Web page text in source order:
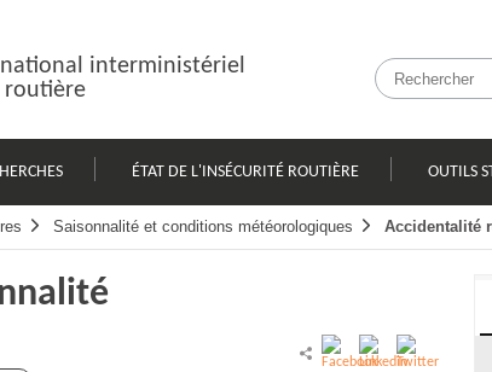
interministériel
routière
ÉTAT DE L'INSÉCURITÉ ROUTIÈRE OUTILS
Saisonnalité et conditions météorologiques Accidentalité